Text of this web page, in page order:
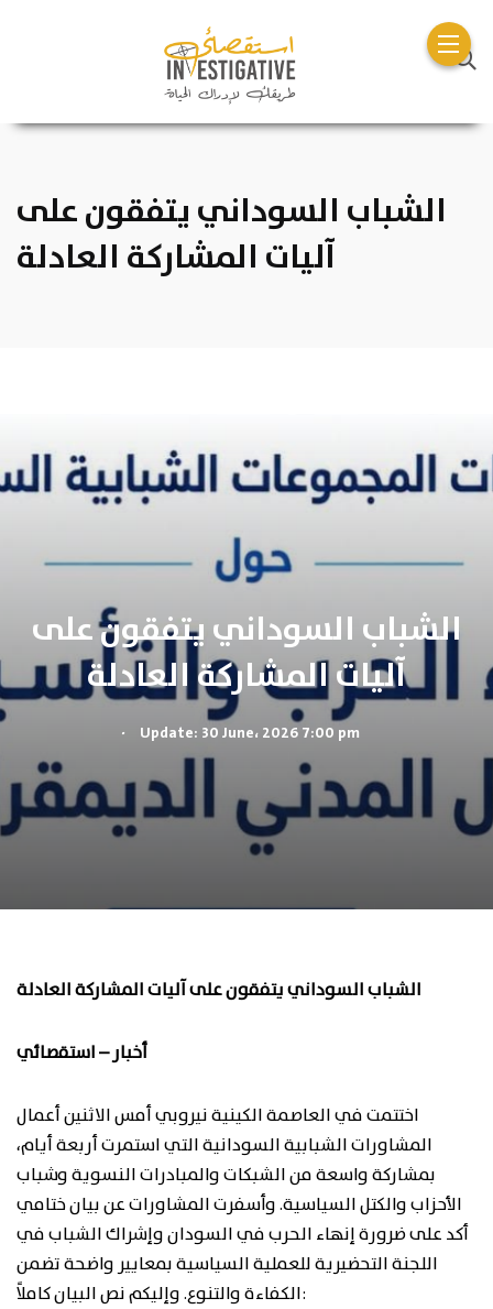
الشباب السوداني يتفقون على
آليات المشاركة العادلة
الشباب السوداني يتفقون على
آليات المشاركة العادلة
. Update: 30 June، 2026 7:00 pm
الشباب السوداني يتفقون على آليات المشاركة العادلة
أخبار – استقصائي
اختتمت في العاصمة الكينية نيروبي أمس الاثنين أعمال
المشاورات الشبابية السودانية التي استمرت أربعة أيام،
بمشاركة واسعة من الشبكات والمبادرات النسوية وشباب
الأحزاب والكتل السياسية. وأسفرت المشاورات عن بيان ختامي
أكد على ضرورة إنهاء الحرب في السودان وإشراك الشباب في
اللجنة التحضيرية للعملية السياسية بمعايير واضحة تضمن
الكفاءة والتنوع. وإليكم نص البيان كاملاً: